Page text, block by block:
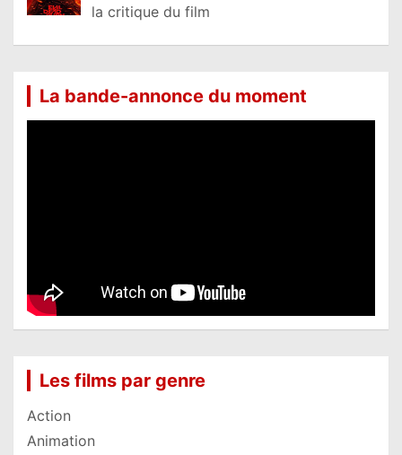
la critique du film
La bande-annonce du moment
Les films par genre
Action
Animation